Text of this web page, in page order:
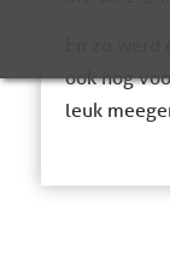
ook nog
leuk